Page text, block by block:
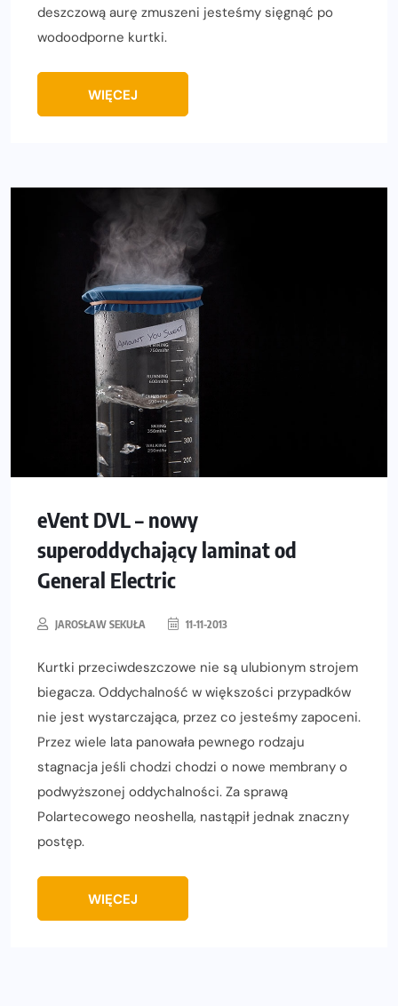
deszczową aurę zmuszeni jesteśmy sięgnąć po
wodoodporne kurtki.
WIĘCEJ
eVent DVL – nowy
superoddychający laminat od
General Electric
JAROSŁAW SEKUŁA 11-11-2013
Kurtki przeciwdeszczowe nie są ulubionym strojem
biegacza. Oddychalność w większości przypadków
nie jest wystarczająca, przez co jesteśmy zapoceni.
Przez wiele lata panowała pewnego rodzaju
stagnacja jeśli chodzi chodzi o nowe membrany o
podwyższonej oddychalności. Za sprawą
Polartecowego neoshella, nastąpił jednak znaczny
postęp.
WIĘCEJ